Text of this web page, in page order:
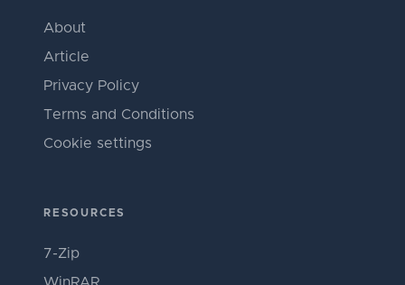
About
Article
Privacy Policy
Terms and Conditions
Cookie settings
RESOURCES
7-Zip
WinRAR